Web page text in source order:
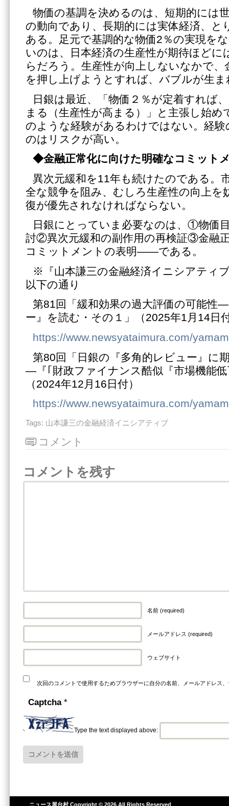
物価の基調を決めるのは、短期的には
の動向であり、長期的には実体経済、と
ある。足元で基調的な物価2％の実現を
いのは、日本経済の生産性が期待ほどに
らだろう。生産性が向上しないなかで、
を押し上げようとすれば、バブルが生ま
日銀は最近、「物価２％が定着すれば
まる（生産性が高まる）」と主張し始め
のような経験があるわけではない。経
のはリスクが高い。
◆金融正常化に向けた明確なコミット
異次元緩和を11年も続けたのである。
全な競争を阻み、むしろ生産性の向上を
復が優先されなければならない。
日銀にとっていま必要なのは、①物価
討②異次元緩和の副作用の再検証③金融
コミットメントの表明――である。
※『山本謙三の金融経済イニシアティ
以下の通り
第81回「緩和効果の過大評価の可能性
ー』を読む・その１」（2025年1月14日
https://www.newsyataimura.com/
第80回「日銀の『多角的レビュー』に
―『｢財政ファイナンス酷似『市場機能
（2024年12月16日付）
https://www.newsyataimura.com/
Tags: 山本謙三の金融経済イニシアティブ
コメント
コメントを残す
名前 (required)
メールアドレス (required)
ウェブサイト
次回のコメントで使用するためブラウザーに自分の名前、メールアドレス
Captcha *
Type the text displayed above:
ニュース屋台村Copyright © 2026 All Rights Reserved